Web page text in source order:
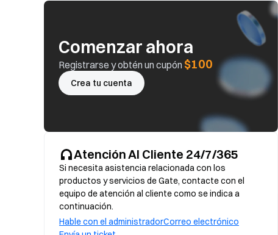
Comenzar ahora
Registrarse y obtén un cupón $100
Crea tu cuenta
Atención Al Cliente 24/7/365
Si necesita asistencia relacionada con los
productos y servicios de Gate, contacte con el
equipo de atención al cliente como se indica a
continuación.
Hable con el administradorCorreo electrónico